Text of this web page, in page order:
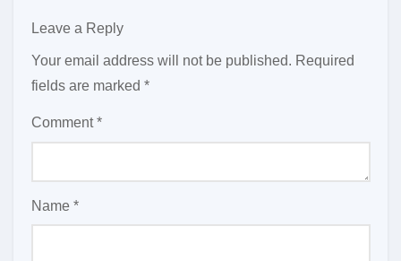
Leave a Reply
Your email address will not be published. Required
fields are marked *
Comment*
Name *